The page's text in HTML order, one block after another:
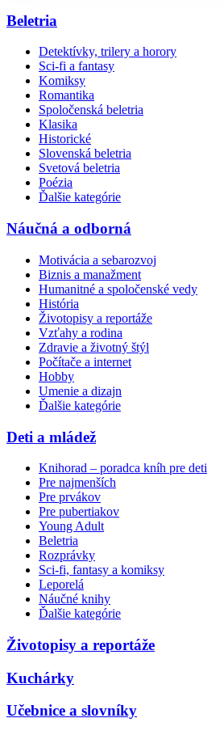
Beletria
Detektívky, trilery a horory
Sci-fi a fantasy
Komiksy
Romantika
Spoločenská beletria
Klasika
Historické
Slovenská beletria
Svetová beletria
Poézia
Ďalšie kategórie
Náučná a odborná
Motivácia a sebarozvoj
Biznis a manažment
Humanitné a spoločenské vedy
História
Životopisy a reportáže
Vzťahy a rodina
Zdravie a životný štýl
Počítače a internet
Hobby
Umenie a dizajn
Ďalšie kategórie
Deti a mládež
Knihorad – poradca kníh pre deti
Pre najmenších
Pre prvákov
Pre pubertiakov
Young Adult
Beletria
Rozprávky
Sci-fi, fantasy a komiksy
Leporelá
Náučné knihy
Ďalšie kategórie
Životopisy a reportáže
Kuchárky
Učebnice a slovníky